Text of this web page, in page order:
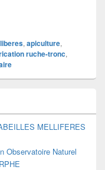
, apiculture,
ruche-tronc,
MELLIFERES
Observatoire Naturel